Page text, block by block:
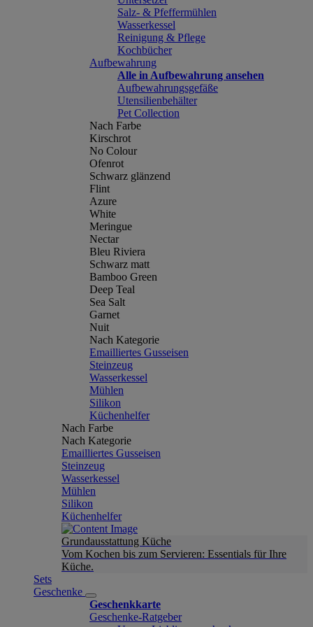
Salz- & Pfeffermühlen
Wasserkessel
Reinigung & Pflege
Kochbücher
Aufbewahrung
Alle in Aufbewahrung ansehen
Aufbewahrungsgefäße
Utensilienbehälter
Pet Collection
Nach Farbe
Kirschrot
No Colour
Ofenrot
Schwarz glänzend
Flint
Azure
White
Meringue
Nectar
Bleu Riviera
Schwarz matt
Bamboo Green
Deep Teal
Sea Salt
Garnet
Nuit
Nach Kategorie
Emailliertes Gusseisen
Steinzeug
Wasserkessel
Mühlen
Silikon
Küchenhelfer
Nach Farbe
Nach Kategorie
Emailliertes Gusseisen
Steinzeug
Wasserkessel
Mühlen
Silikon
Küchenhelfer
Grundausstattung Küche
Vom Kochen bis zum Servieren: Essentials für Ihre
Küche.
Sets
Geschenke
Geschenkkarte
Geschenke-Ratgeber